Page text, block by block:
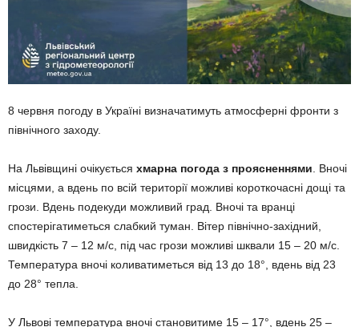
8 червня погоду в Україні визначатимуть атмосферні фронти з
північного заходу.
На Львівщині очікується хмарна погода з проясненнями . Вночі
місцями, а вдень по всій території можливі короткочасні дощі та
грози. Вдень подекуди можливий град. Вночі та вранці
спостерігатиметься слабкий туман. Вітер північно-західний,
швидкість 7 – 12 м/с, під час грози можливі шквали 15 – 20 м/с.
Температура вночі коливатиметься від 13 до 18°, вдень від 23
до 28° тепла.
У Львові температура вночі становитиме 15 – 17°, вдень 25 –